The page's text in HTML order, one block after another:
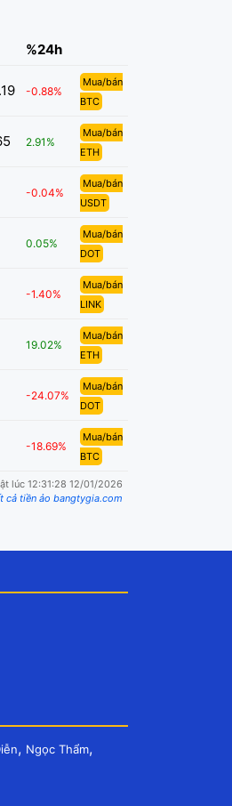
%24h
-0.88%
Mua/bán
BTC
2.91%
Mua/bán
ETH
-0.04%
Mua/bán
USDT
0.05%
Mua/bán
DOT
-1.40%
Mua/bán
LINK
19.02%
Mua/bán
ETH
-24.07%
Mua/bán
DOT
-18.69%
Mua/bán
BTC
lúc 12:31:28 12/01/2026
cả tiền ảo bangtygia.com
, Ngọc Thẩm,